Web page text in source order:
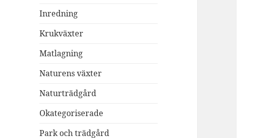
Inredning
Krukväxter
Matlagning
Naturens växter
Naturträdgård
Okategoriserade
Park och trädgård